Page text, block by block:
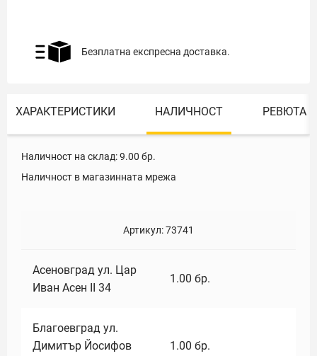
Безплатна експресна доставка.
ХАРАКТЕРИСТИКИ НАЛИЧНОСТ РЕВЮТА
Наличност на склад:9.00 бр.
Наличност в магазинната мрежа
Артикул:73741
Асеновград ул. Цар
Иван Асен II 34
1.00 бр.
Благоевград ул.
Димитър Йосифов
1.00 бр.